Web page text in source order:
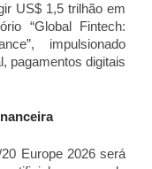
US$ 1,5 trilhão em
“Global Fintech:
impulsionado
pagamentos digitais
Europe 2026 será